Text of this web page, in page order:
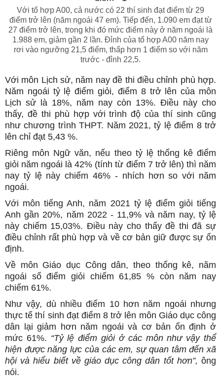
Với tổ hợp A00, cả nước có 22 thí sinh đạt điểm từ 29
điểm trở lên (năm ngoái 47 em). Tiếp đến, 1.090 em đạt từ
27 điểm trở lên, trong khi đó mức điểm này ở năm ngoái là
1.988 em, giảm gần 2 lần. Đỉnh của tổ hợp A00 năm nay
rơi vào ngưỡng 21,5 điểm, thấp hơn 1 điểm so với năm
trước - đỉnh 22,5.
Với môn Lịch sử, năm nay đề thi điều chỉnh phù hợp.
Năm ngoái tỷ lệ điểm giỏi, điểm 8 trở lên của môn
Lịch sử là 18%, năm nay còn 13%. Điều này cho
thấy, đề thi phù hợp với trình độ của thí sinh cũng
như chương trình THPT. Năm 2021, tỷ lệ điểm 8 trở
lên chỉ đạt 5,43 %.
Riêng môn Ngữ văn, nếu theo tỷ lệ thống kê điểm
giỏi năm ngoái là 42% (tính từ điểm 7 trở lên) thì năm
nay tỷ lệ này chiếm 46% - nhích hơn so với năm
ngoái.
Với môn tiếng Anh, năm 2021 tỷ lệ điểm giỏi tiếng
Anh gần 20%, năm 2022 - 11,9% và năm nay, tỷ lệ
này chiếm 15,03%. Điều này cho thấy đề thi đã sự
điều chỉnh rất phù hợp và về cơ bản giữ được sự ổn
định.
Về môn Giáo dục Công dân, theo thống kê, năm
ngoái số điểm giỏi chiếm 61,85 % còn năm nay
chiếm 61%.
Như vậy, dù nhiều điểm 10 hơn năm ngoái nhưng
thực tế thí sinh đạt điểm 8 trở lên môn Giáo dục công
dân lại giảm hơn năm ngoái và cơ bản ổn định ở
mức 61%. “Tỷ lệ điểm giỏi ở các môn như vậy thể
hiện được năng lực của các em, sự quan tâm đến xã
hội và hiểu biết về giáo dục công dân tốt hơn”, ông
nói.